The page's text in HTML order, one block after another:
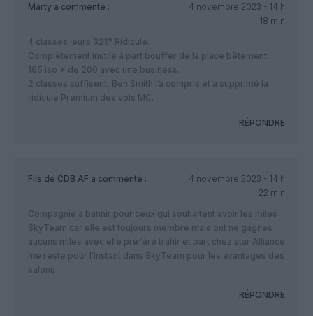
Marty a commenté :
4 novembre 2023 - 14 h
18 min
4 classes leurs 321? Ridicule.
Complètement inutile à part bouffer de la place bêtement.
165 iso + de 200 avec une business.
2 classes suffisent, Ben Smith l’a compris et a supprimé la
ridicule Premium des vols MC.
RÉPONDRE
Fils de CDB AF a commenté :
4 novembre 2023 - 14 h
22 min
Compagnie a bannir pour ceux qui souhaitent avoir les miles
SkyTeam car elle est toujours membre mais ont ne gagnes
aucuns miles avec elle préfère trahir et part chez star Alliance
me reste pour l’instant dans SkyTeam pour les avantages des
salons
RÉPONDRE